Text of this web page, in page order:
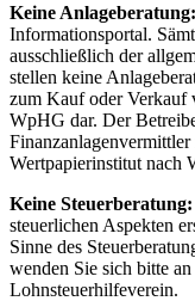
Keine Anlageberatung:
Informationsportal.
ausschließlich der
stellen keine
zum Kauf oder Verkauf
WpHG dar. Der
Wertpapierinstitut nach
Keine Steuerberatung:
steuerlichen Aspekten
Sinne des
wenden Sie sich bitte
Lohnsteuerhilfeverein.